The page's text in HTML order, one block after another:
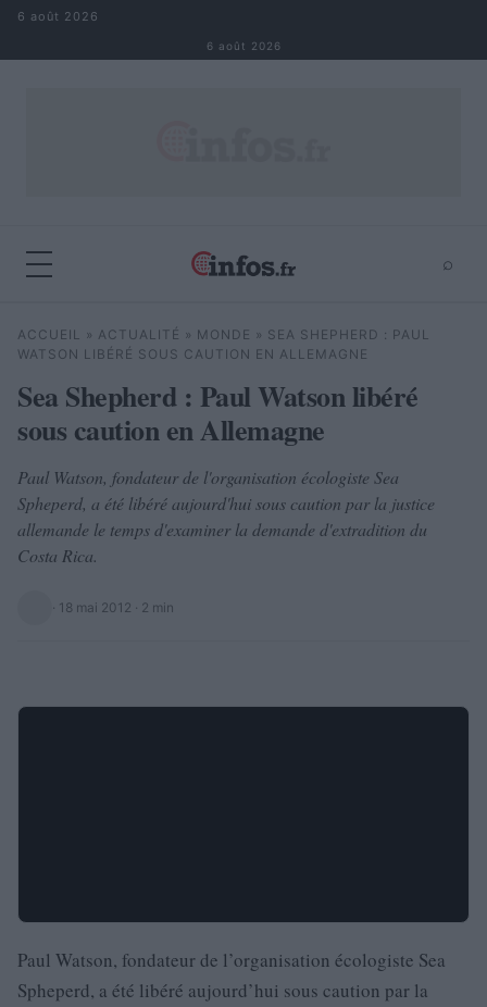
Aller au contenu
6 août 2026
6 août 2026
⌕
Rechercher ⌕
ACCUEIL » ACTUALITÉ » MONDE » SEA SHEPHERD : PAUL
WATSON LIBÉRÉ SOUS CAUTION EN ALLEMAGNE
Sea Shepherd : Paul Watson libéré
sous caution en Allemagne
Paul Watson, fondateur de l'organisation écologiste Sea
Spheperd, a été libéré aujourd'hui sous caution par la justice
allemande le temps d'examiner la demande d'extradition du
Costa Rica.
· 18 mai 2012 · 2 min
Paul Watson, fondateur de l’organisation écologiste Sea
Spheperd, a été libéré aujourd’hui sous caution par la